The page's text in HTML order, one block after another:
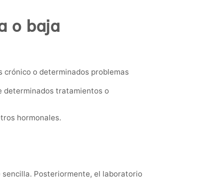
o baja
o determinados problemas
determinados tratamientos o
hormonales.
Posteriormente, el laboratorio